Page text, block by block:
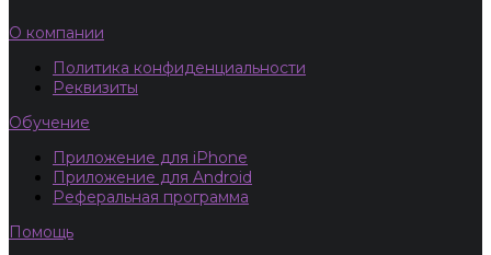
О компании
Политика конфиденциальности
Реквизиты
Обучение
Приложение для iPhone
Приложение для Android
Реферальная программа
Помощь